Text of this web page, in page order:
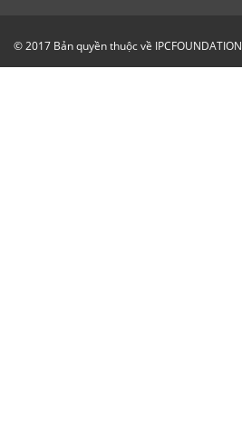
© 2017 Bản quyền thuộc về IPCFOUNDATION